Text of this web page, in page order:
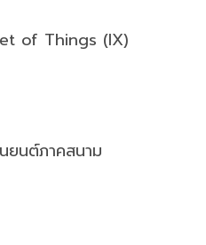
of Things (IX)
ยนต์ภาคสนาม